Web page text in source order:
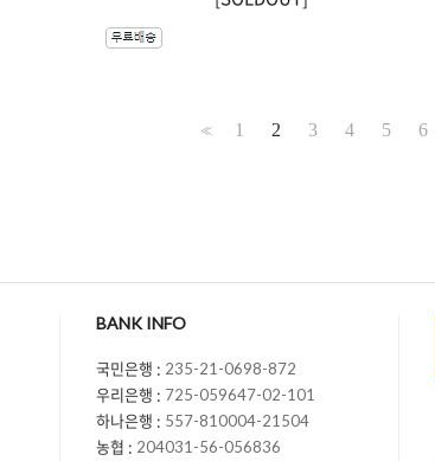
<< 1 2 3 4 5 6
BANK INFO
국민은행 : 235-21-0698-872
우리은행 : 725-059647-02-101
하나은행 : 557-810004-21504
농협 : 204031-56-056836